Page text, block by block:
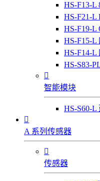
HS-F13-L
HS-F21-L
HS-F19-L
HS-F15-L
HS-F14-L
HS-S83-

智能模块
HS-S60-L

A 系列传感器

传感器